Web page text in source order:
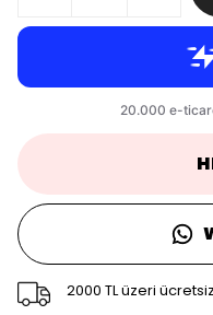
2000 TL üzeri